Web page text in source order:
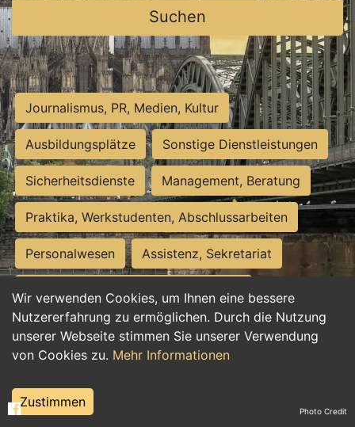
Wir verwenden Cookies, um Ihnen eine bessere
Nutzererfahrung zu ermöglichen. Durch die Nutzung
unserer Webseite stimmen Sie unserer Verwendung
von Cookies zu. Mehr Informationen
Zustimmen
Suchen
Journalismus, PR, Medien, Kultur
Ausbildungsplätze Sonstige Dienstleistungen
Sicherheitsdienste Management, Beratung
Praktika, Werkstudenten, Abschlussarbeiten
Personalwesen Assistenz, Sekretariat
Hilfskräfte, Aushilfs- und Nebenjobs
Einkauf, Logistik, Materialwirtschaft
Weiterbildung, Studium, duale Ausbildung
Tourismus
Photo Credit